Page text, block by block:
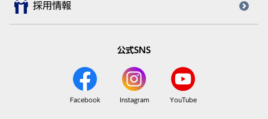
採用情報
公式SNS
Facebook Instagram YouTube